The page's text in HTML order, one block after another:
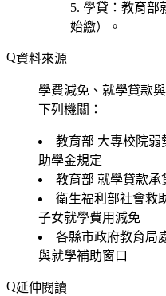
學貸 ：教育部
始繳）。
資料來源
學費減免、就學貸款
下列機關：
教育部 大專校院弱
助學金規定
教育部 就學貸款承
衛生福利部社會救
子女就學費用減免
各縣市政府教育局
與就學補助窗口
延伸閱讀